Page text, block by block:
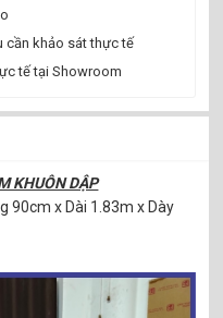
cần khảo sát thực tế
tế tại Showroom
KHUÔN DẬP
90cm x Dài 1.83m x Dày